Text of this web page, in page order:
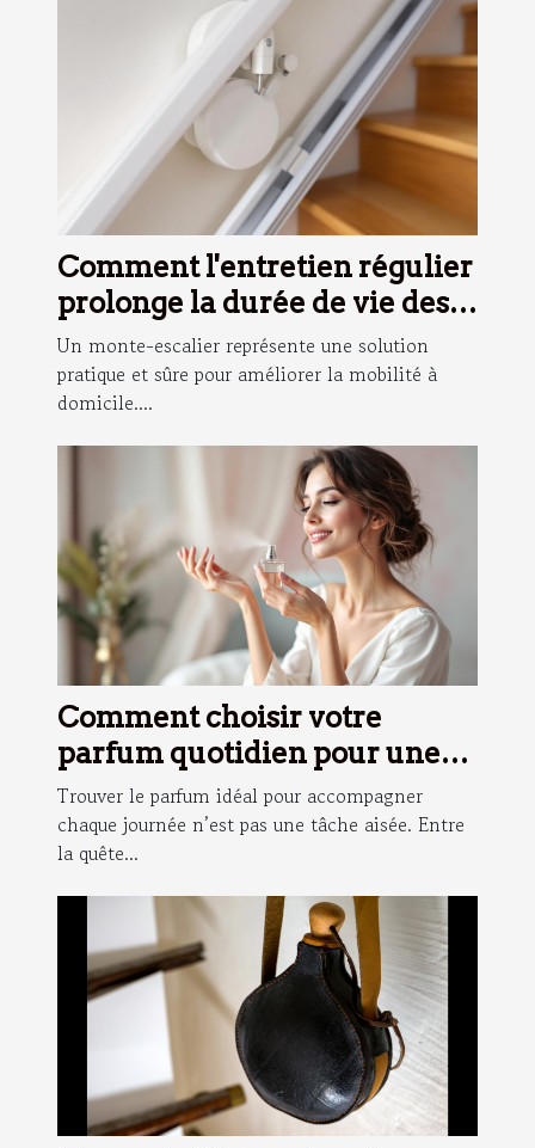
Comment l'entretien régulier
prolonge la durée de vie des
monte-escaliers ?
Un monte-escalier représente une solution
pratique et sûre pour améliorer la mobilité à
domicile....
Comment choisir votre
parfum quotidien pour une
fraîcheur durable ?
Trouver le parfum idéal pour accompagner
chaque journée n’est pas une tâche aisée. Entre
la quête...